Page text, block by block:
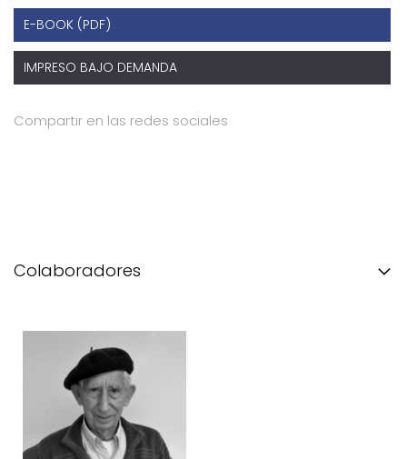
E-BOOK (PDF)
IMPRESO BAJO DEMANDA
Compartir en las redes sociales
Colaboradores